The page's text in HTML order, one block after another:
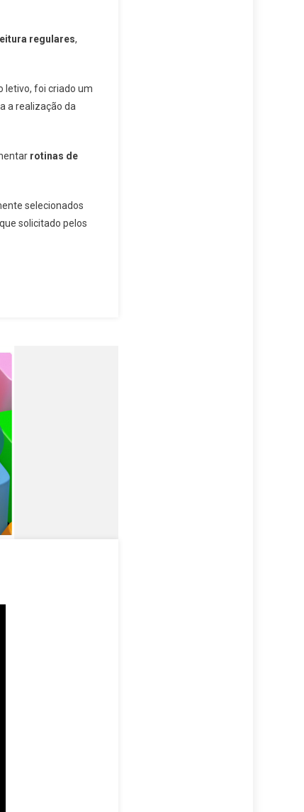
regulares,
letivo, foi criado um
a realização da
rotinas de
selecionados
solicitado pelos